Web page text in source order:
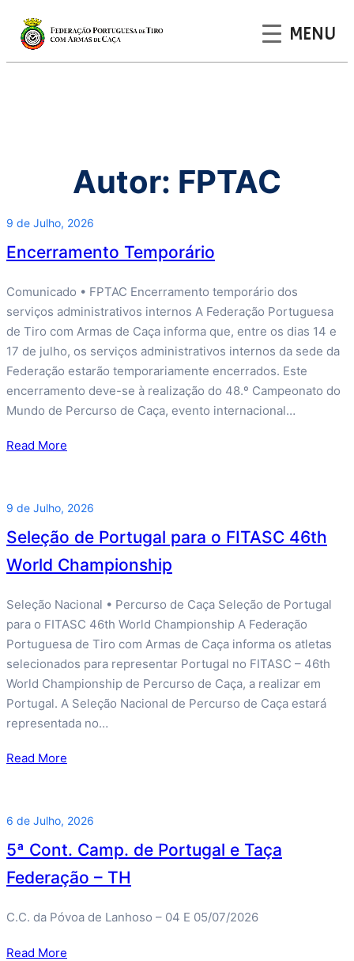
MENU
Autor: FPTAC
9 de Julho, 2026
Encerramento Temporário
Comunicado • FPTAC Encerramento temporário dos
serviços administrativos internos A Federação Portuguesa
de Tiro com Armas de Caça informa que, entre os dias 14 e
17 de julho, os serviços administrativos internos da sede da
Federação estarão temporariamente encerrados. Este
encerramento deve-se à realização do 48.º Campeonato do
Mundo de Percurso de Caça, evento internacional…
Read More
9 de Julho, 2026
Seleção de Portugal para o FITASC 46th
World Championship
Seleção Nacional • Percurso de Caça Seleção de Portugal
para o FITASC 46th World Championship A Federação
Portuguesa de Tiro com Armas de Caça informa os atletas
selecionados para representar Portugal no FITASC – 46th
World Championship de Percurso de Caça, a realizar em
Portugal. A Seleção Nacional de Percurso de Caça estará
representada no…
Read More
6 de Julho, 2026
5ª Cont. Camp. de Portugal e Taça
Federação – TH
C.C. da Póvoa de Lanhoso – 04 E 05/07/2026
Read More